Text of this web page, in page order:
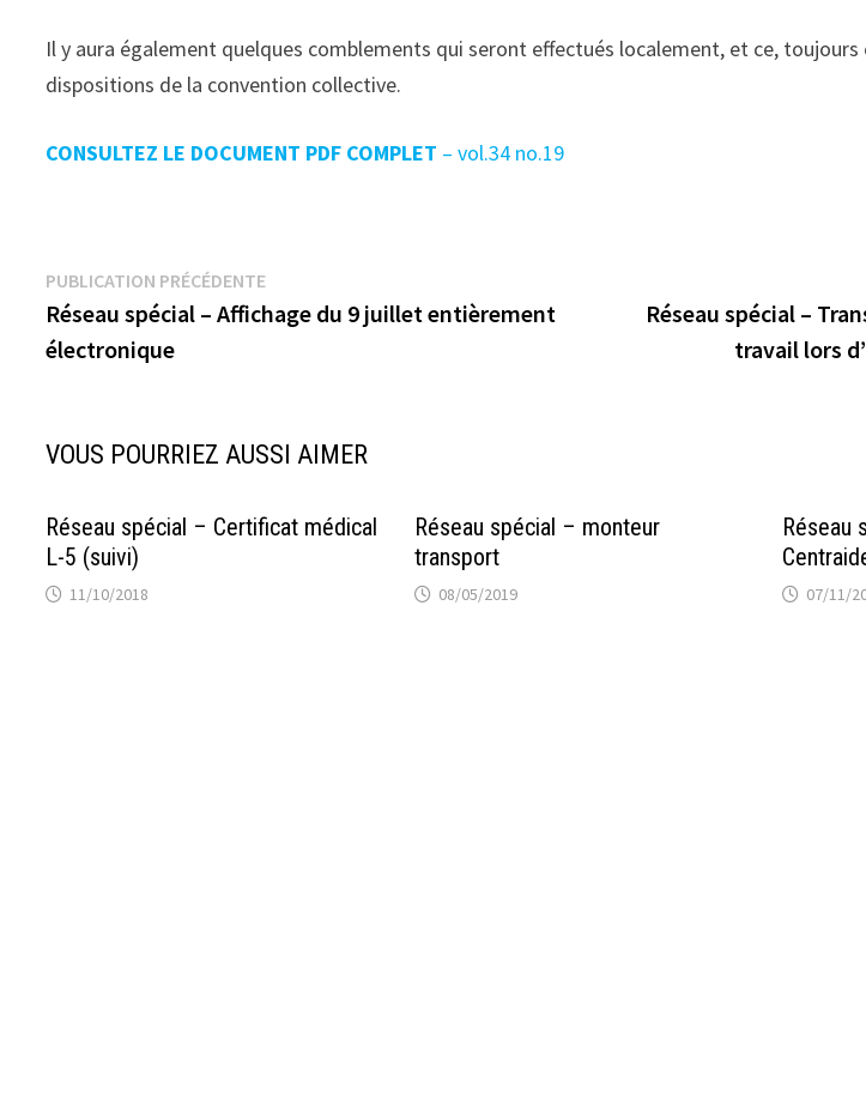
Il y aura également quelques comblements qui seront effectués localement, et ce,
dispositions de la convention collective.
CONSULTEZ LE DOCUMENT PDF COMPLET – vol.34 no.19
Navigation
de
l’article
PUBLICATION PRÉCÉDENTEPublication
précédente :
Réseau spécial – Affichage du 9 juillet entièrement
électronique
Réseau spécial –
travail lors
VOUS POURRIEZ AUSSI AIMER
Réseau spécial – Certificat médical
L-5 (suivi)
11/10/2018
Réseau spécial – monteur
transport
08/05/2019
Réseau
07/11/